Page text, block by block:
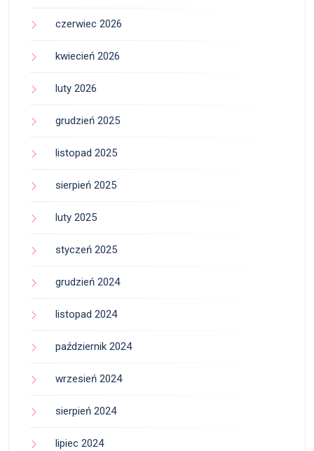
czerwiec 2026
kwiecień 2026
luty 2026
grudzień 2025
listopad 2025
sierpień 2025
luty 2025
styczeń 2025
grudzień 2024
listopad 2024
październik 2024
wrzesień 2024
sierpień 2024
lipiec 2024